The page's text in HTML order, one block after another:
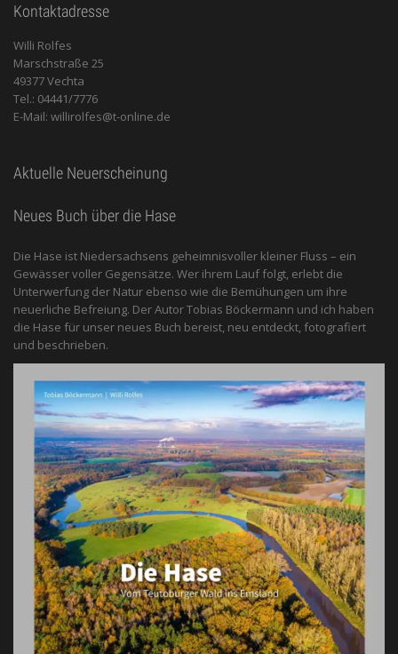
Kontaktadresse
Willi Rolfes
Marschstraße 25
49377 Vechta
Tel.: 04441/7776
E-Mail: willirolfes@t-online.de
Aktuelle Neuerscheinung
Neues Buch über die Hase
Die Hase ist Niedersachsens geheimnisvoller kleiner Fluss – ein
Gewässer voller Gegensätze. Wer ihrem Lauf folgt, erlebt die
Unterwerfung der Natur ebenso wie die Bemühungen um ihre
neuerliche Befreiung. Der Autor Tobias Böckermann und ich haben
die Hase für unser neues Buch bereist, neu entdeckt, fotografiert
und beschrieben.